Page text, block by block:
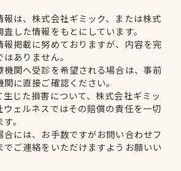
報は、株式会社ギミック、または株式
した情報をもとにしています。
報掲載に努めておりますが、内容を完
ありません。
機関へ受診を希望される場合は、事前
に直接ご確認ください。
生じた損害について、株式会社ギミッ
ウェルネスではその賠償の責任を一切
。
には、お手数ですがお問い合わせフ
でご連絡をいただけますようお願いい